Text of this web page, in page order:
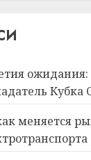
Кубка
меняется